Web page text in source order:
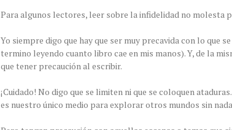
Para algunos lectores, leer sobre la infidelidad no molesta
Yo siempre digo que hay que ser muy precavida con lo que
termino leyendo cuanto libro cae en mis manos). Y, de la
que tener precaución al escribir.
¡Cuidado! No digo que se limiten ni que se coloquen
es nuestro único medio para explorar otros mundos sin